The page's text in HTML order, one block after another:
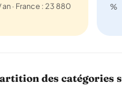
an · France : 23 880
%
des catégories